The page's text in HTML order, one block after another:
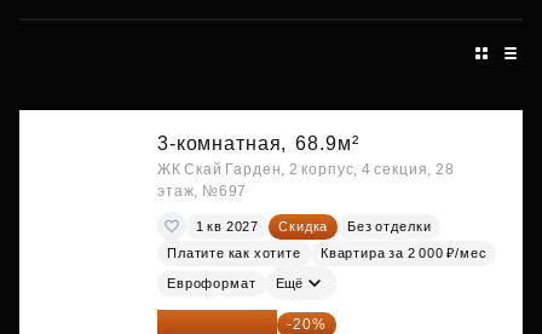
3-комнатная, 68.9м²
ЖК Скай Гарден, 2 корпус, 4 секция, 28
этаж, №697
1 кв 2027 Скидка
Без отделки
Платите как хотите
Квартира за 2 000 ₽/мес
Евроформат Ещё
24 671 712 ₽ -20%